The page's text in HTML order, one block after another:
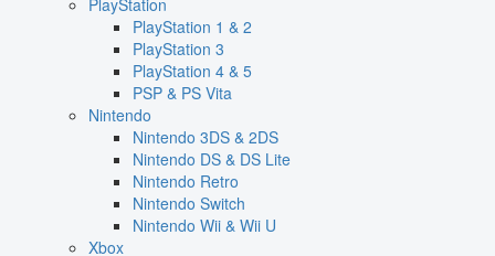
PlayStation 1 & 2
PlayStation 3
PlayStation 4 & 5
PSP & PS Vita
Nintendo
Nintendo 3DS & 2DS
Nintendo DS & DS Lite
Nintendo Retro
Nintendo Switch
Nintendo Wii & Wii U
Xbox